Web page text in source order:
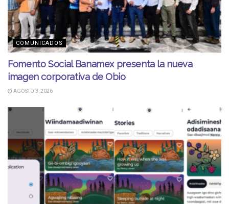
COMUNICADOS
Fomento Social Banamex presenta la nueva
imagen corporativa de Obio
AGOSTO 3, 2026